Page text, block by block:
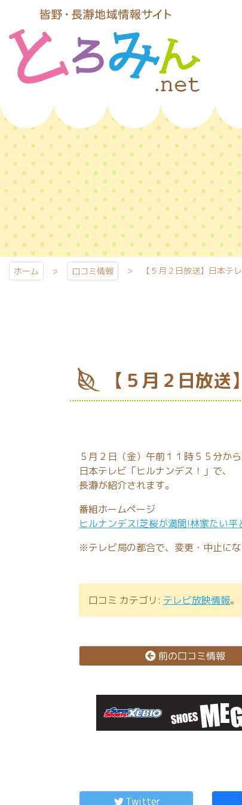
へ
ス
キ
ッ
とろみんネッ
ト
ホーム 口コミ情報 【５月２日放送】日本テ
【５月２日放
５月２日（金）午前１１時５５分から
日本テレビ「ヒルナンデス！」で、
長瀞が紹介されます。
番組ホームページ
ヒルナンデス!芝桜が満開!林家たい
※テレビ局の都合で、変更・中止にな
口コミ カテゴリ: テレビ放映情報。
前の口コミ情報
Twitter